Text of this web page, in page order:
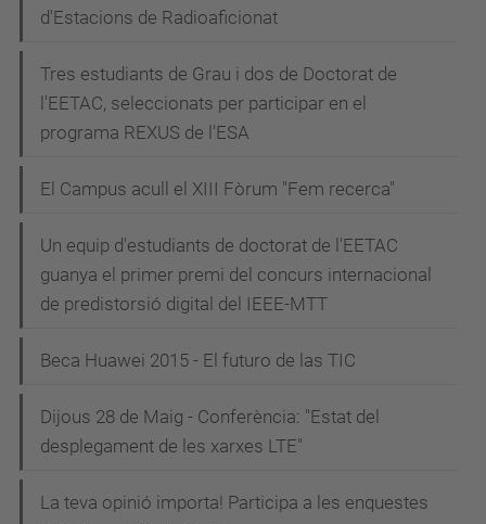
d'Estacions de Radioaficionat
Tres estudiants de Grau i dos de Doctorat de
l'EETAC, seleccionats per participar en el
programa REXUS de l'ESA
El Campus acull el XIII Fòrum "Fem recerca"
Un equip d'estudiants de doctorat de l'EETAC
guanya el primer premi del concurs internacional
de predistorsió digital del IEEE-MTT
Beca Huawei 2015 - El futuro de las TIC
Dijous 28 de Maig - Conferència: "Estat del
desplegament de les xarxes LTE"
La teva opinió importa! Participa a les enquestes